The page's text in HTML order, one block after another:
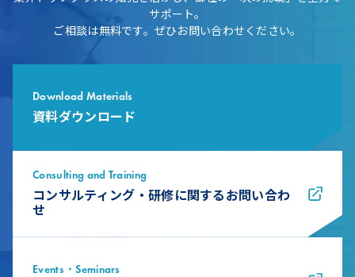
サポート。
ご相談は無料です。ぜひお問い合わせください。
Download Materials
資料ダウンロード
Consulting and Training
コンサルティング・研修に関するお問い合わ
せ
Events・Seminars